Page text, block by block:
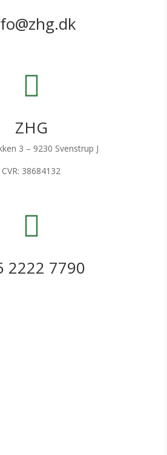

ZHG
3 – 9230 Svenstrup J
CVR: 38684132

2222 7790